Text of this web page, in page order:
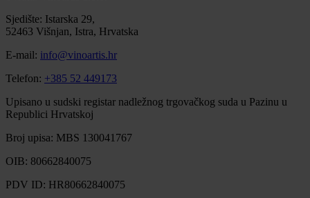
Sjedište: Istarska 29,
52463 Višnjan, Istra, Hrvatska
E-mail: info@vinoartis.hr
Telefon: +385 52 449173
Upisano u sudski registar nadležnog trgovačkog suda u Pazinu u
Republici Hrvatskoj
Broj upisa: MBS 130041767
OIB: 80662840075
PDV ID: HR80662840075